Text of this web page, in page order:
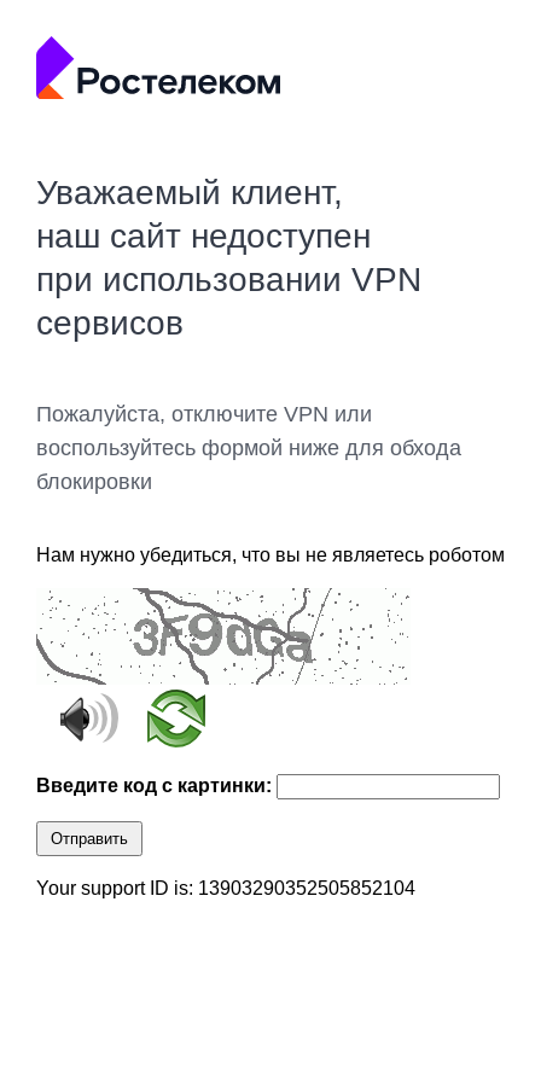
Уважаемый клиент,
наш сайт недоступен
при использовании VPN
сервисов
Пожалуйста, отключите VPN или
воспользуйтесь формой ниже для обхода
блокировки
Нам нужно убедиться, что вы не являетесь роботом
Введите код с картинки:
Отправить
Your support ID is: 13903290352505852104